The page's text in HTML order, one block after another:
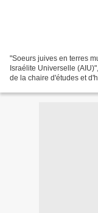
"Soeurs juives en terres
Israélite Universelle
de la chaire d'études et